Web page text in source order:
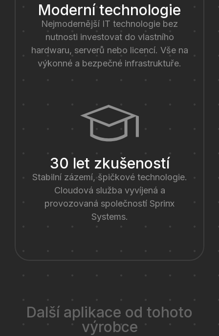
Moderní technologie
Nejmodernější IT technologie bez
nutnosti investovat do vlastního
hardwaru, serverů nebo licencí. Vše na
výkonné a bezpečné infrastruktuře.
30 let zkušeností
Stabilní zázemí, špičkové technologie.
Cloudová služba vyvíjená a
provozovaná společností Sprinx
Systems.
Další aplikace od tohoto
výrobce